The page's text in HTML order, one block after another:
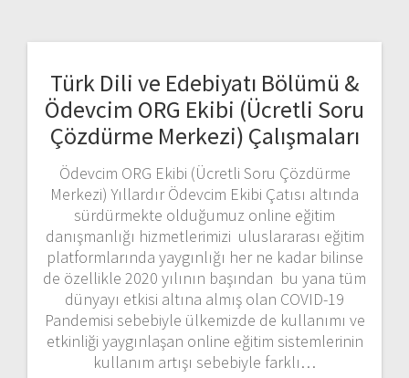
Türk Dili ve Edebiyatı Bölümü &
Ödevcim ORG Ekibi (Ücretli Soru
Çözdürme Merkezi) Çalışmaları
Ödevcim ORG Ekibi (Ücretli Soru Çözdürme
Merkezi) Yıllardır Ödevcim Ekibi Çatısı altında
sürdürmekte olduğumuz online eğitim
danışmanlığı hizmetlerimizi uluslararası eğitim
platformlarında yaygınlığı her ne kadar bilinse
de özellikle 2020 yılının başından bu yana tüm
dünyayı etkisi altına almış olan COVID-19
Pandemisi sebebiyle ülkemizde de kullanımı ve
etkinliği yaygınlaşan online eğitim sistemlerinin
kullanım artışı sebebiyle farklı…